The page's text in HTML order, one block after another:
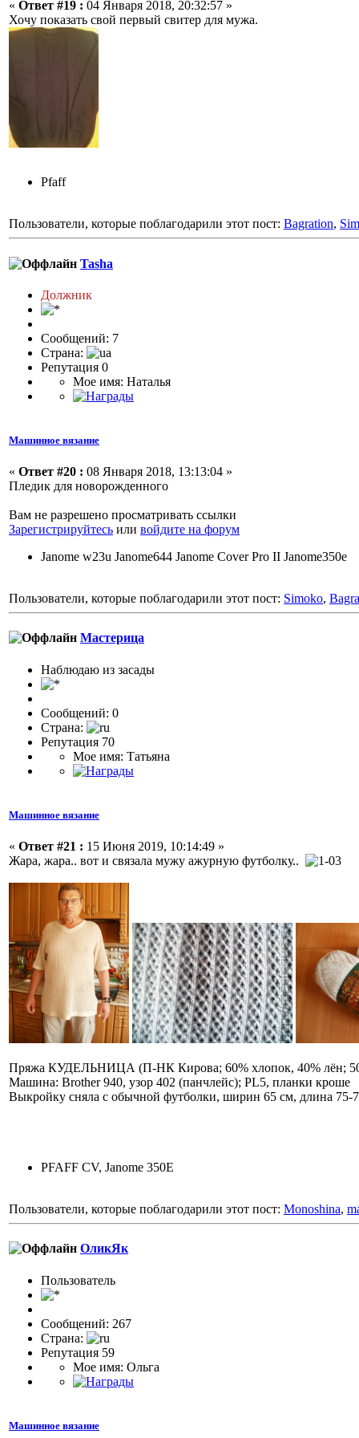
« Ответ #19 : 04 Января 2018, 20:32:57 »
Хочу показать свой первый свитер для мужа.
Pfaff
Пользователи, которые поблагодарили этот пост: Bagration,
Tasha
Должник
Сообщений: 7
Страна:
Репутация 0
Мое имя: Наталья
Машинное вязание
« Ответ #20 : 08 Января 2018, 13:13:04 »
Пледик для новорожденного
Вам не разрешено просматривать ссылки
Зарегистрируйтесь или войдите на форум
Janome w23u Janome644 Janome Cover Pro II Janome350е
Пользователи, которые поблагодарили этот пост: Simoko,
Мастерица
Наблюдаю из засады
Сообщений: 0
Страна:
Репутация 70
Мое имя: Татьяна
Машинное вязание
« Ответ #21 : 15 Июня 2019, 10:14:49 »
Жара, жара.. вот и связала мужу ажурную футболку..
Пряжа КУДЕЛЬНИЦА (П-НК Кирова; 60% хлопок, 40% лён;
Машина: Brother 940, узор 402 (панчлейс); PL5, планки кроше
Выкройку сняла с обычной футболки, ширин 65 см, длина 75-
PFAFF CV, Janome 350E
Пользователи, которые поблагодарили этот пост: Monoshina,
ОликЯк
Пользовaтeль
Сообщений: 267
Страна:
Репутация 59
Мое имя: Ольга
Машинное вязание